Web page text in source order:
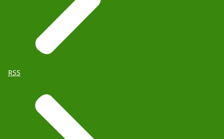
RSS